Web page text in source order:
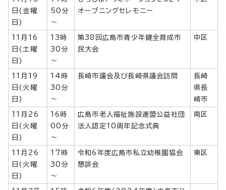
日(金曜
日)
50分
～
オープニングセレモニー
11月16
日(土曜
日)
13時
30分
～
第38回広島市青少年健全育成市
民大会
中区
11月19
日(火曜
日)
14時
30分
～
長崎市議会及び長崎県議会訪問
長崎
県長
崎市
11月26
日(火曜
日)
16時
00分
～
広島市老人福祉施設連盟公益社団
法人認定10周年記念式典
南区
11月26
日(火曜
日)
17時
30分
～
令和6年度広島市私立幼稚園協会
懇談会
東区